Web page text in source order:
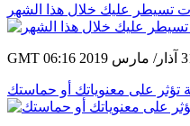
تسيطر عليك خلال هذا الشهر
على معنوياتك أو حماستك